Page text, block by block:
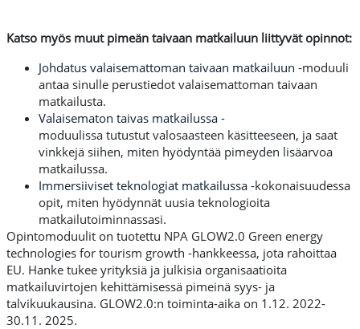
Katso myös muut pimeän taivaan matkailuun liittyvät opinnot:
Johdatus valaisemattoman taivaan matkailuun -moduuli
antaa sinulle perustiedot valaisemattoman taivaan
matkailusta.
Valaisematon taivas matkailussa -
moduulissa tutustut valosaasteen käsitteeseen, ja saat
vinkkejä siihen, miten hyödyntää pimeyden lisäarvoa
matkailussa.
Immersiiviset teknologiat matkailussa -kokonaisuudessa
opit, miten hyödynnät uusia teknologioita
matkailutoiminnassasi.
Opintomoduulit on tuotettu NPA GLOW2.0 Green energy
technologies for tourism growth -hankkeessa, jota rahoittaa
EU. Hanke tukee yrityksiä ja julkisia organisaatioita
matkailuvirtojen kehittämisessä pimeinä syys- ja
talvikuukausina. GLOW2.0:n toiminta-aika on 1.12. 2022-
30.11. 2025.